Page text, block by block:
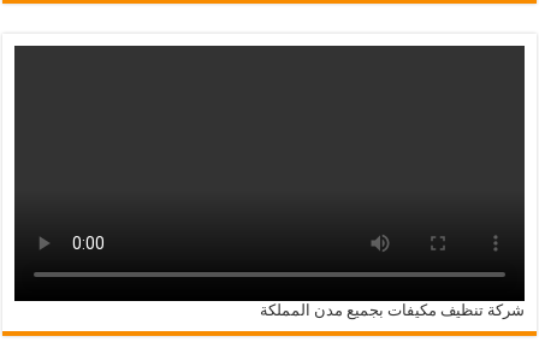
شركة تنظيف مكيفات بجميع مدن المملكة